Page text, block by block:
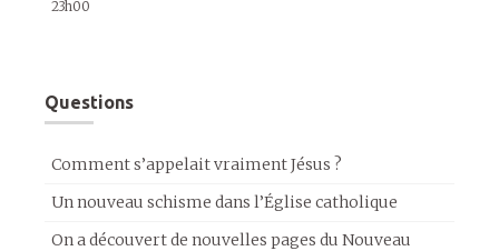
23h00
Questions
Comment s’appelait vraiment Jésus ?
Un nouveau schisme dans l’Église catholique
On a découvert de nouvelles pages du Nouveau